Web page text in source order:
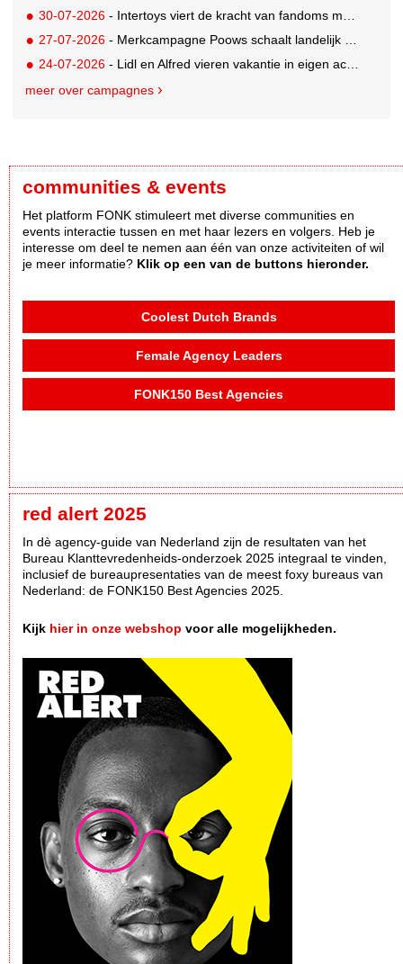
30-07-2026 - Intertoys viert de kracht van fandoms met nieuwe social media campagne rondom Olivia Rodrigo
27-07-2026 - Merkcampagne Poows schaalt landelijk op met gerichte Out of Home strategie
24-07-2026 - Lidl en Alfred vieren vakantie in eigen achtertuin
meer over campagnes
communities & events
Het platform FONK stimuleert met diverse communities en
events interactie tussen en met haar lezers en volgers. Heb je
interesse om deel te nemen aan één van onze activiteiten of wil
je meer informatie? Klik op een van de buttons hieronder.
Coolest Dutch Brands
Female Agency Leaders
FONK150 Best Agencies
red alert 2025
In dè agency-guide van Nederland zijn de resultaten van het
Bureau Klanttevredenheids-onderzoek 2025 integraal te vinden,
inclusief de bureaupresentaties van de meest foxy bureaus van
Nederland: de FONK150 Best Agencies 2025.
Kijk hier in onze webshop voor alle mogelijkheden.